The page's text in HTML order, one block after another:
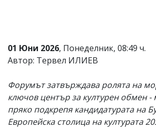
въвеждат
от
читателите
редакцията
не
носи
отговорност
за
01 Юни 2026, Понеделник, 08:49 ч.
Автор: Тервел ИЛИЕВ
Форумът затвърждава ролята на
ключов център за културен обмен -
пряко подкрепя кандидатурата на
Европейска столица на културата